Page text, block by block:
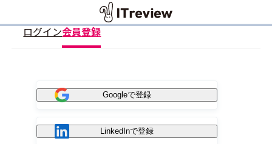
ログイン会員登録
Googleで登録
LinkedInで登録